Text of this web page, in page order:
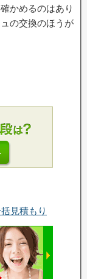
かめるのはあり
の交換のほうが
見積もり